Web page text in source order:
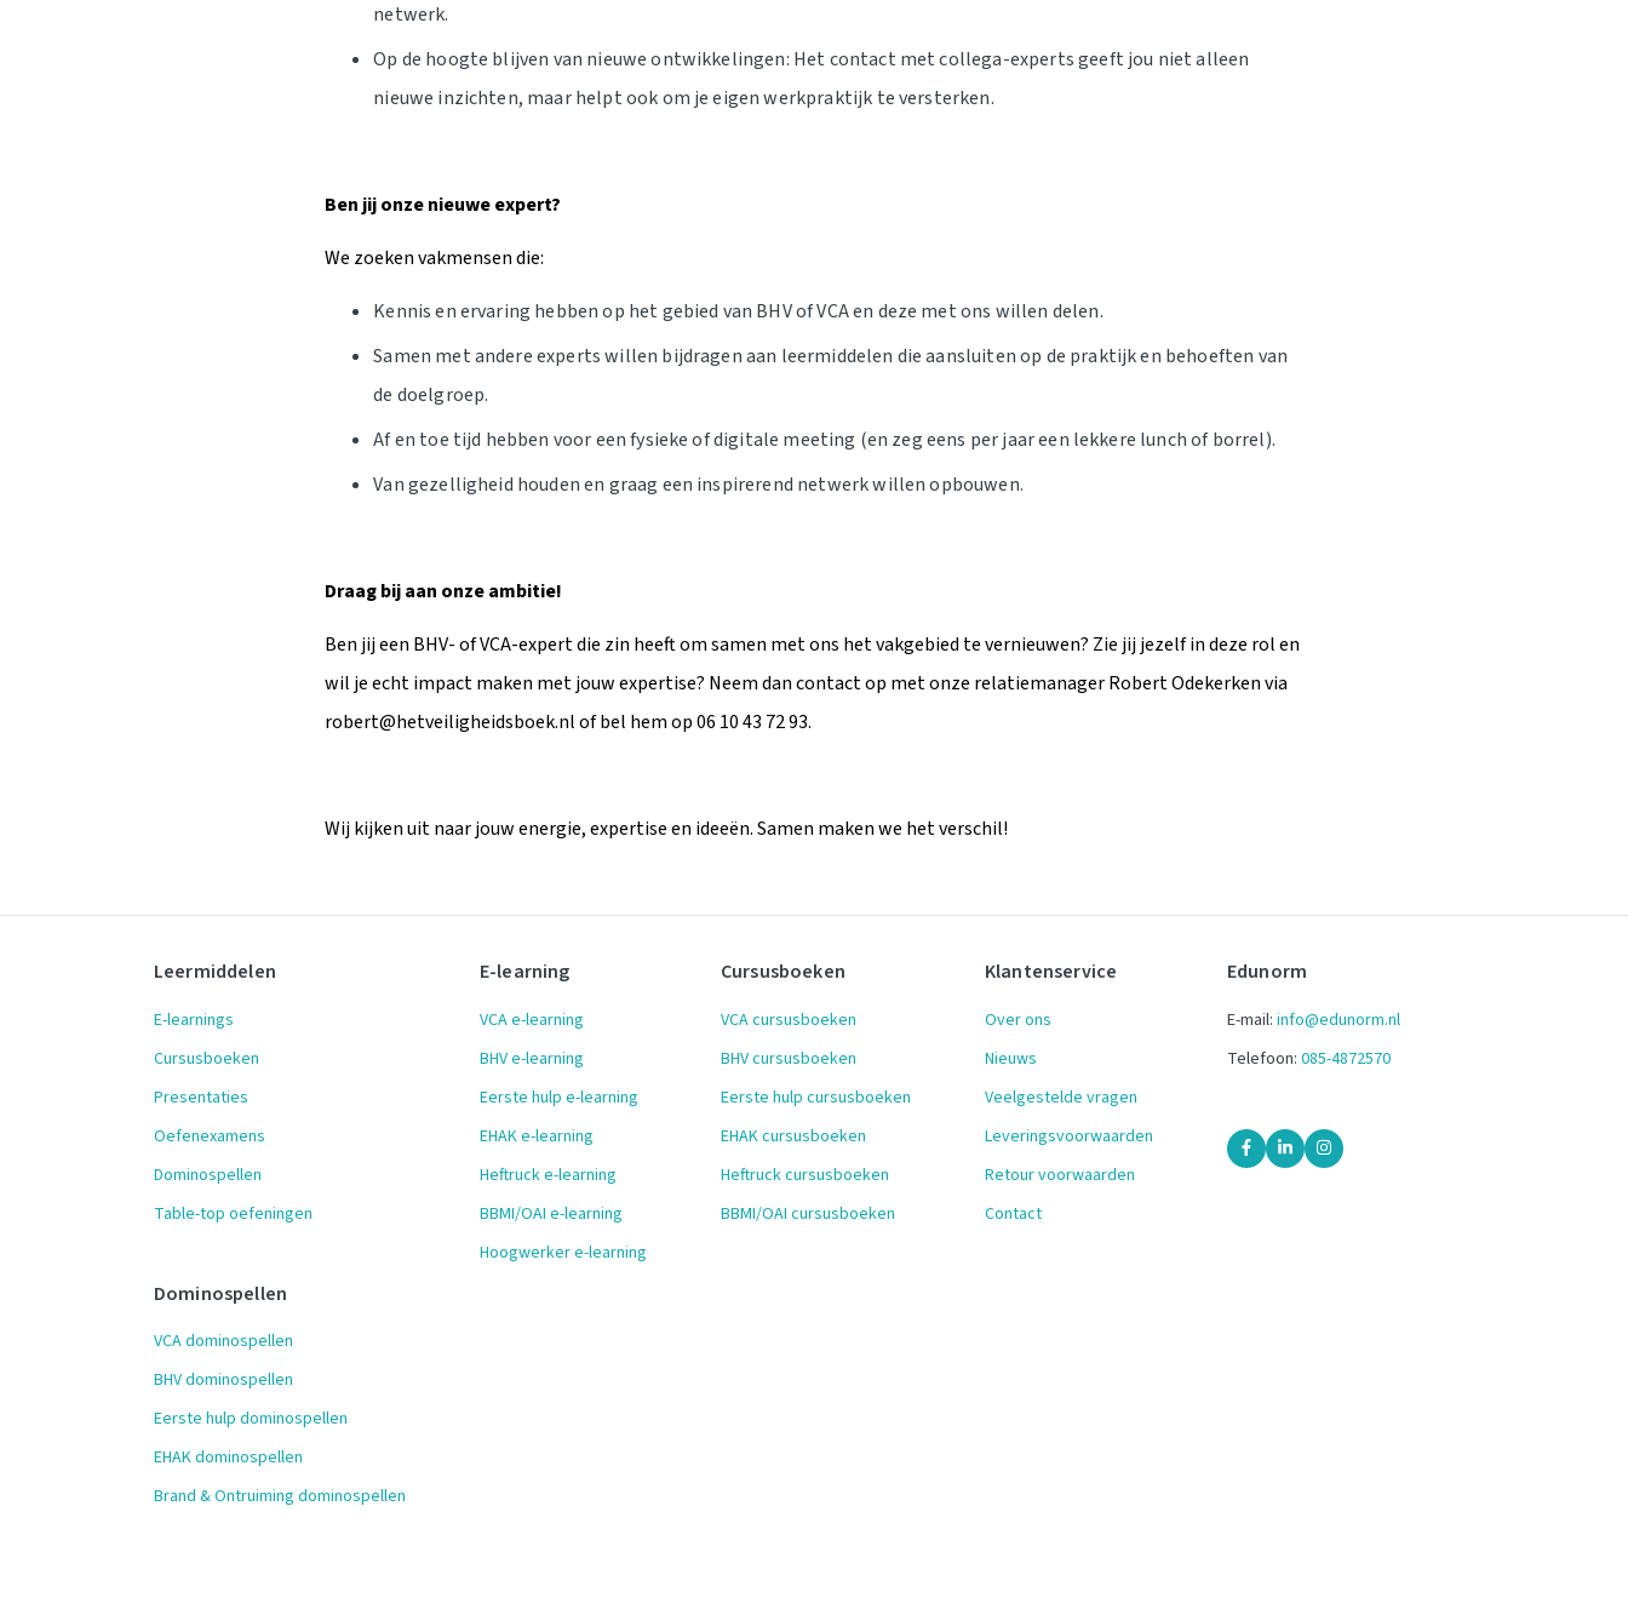
netwerk.
Op de hoogte blijven van nieuwe ontwikkelingen: Het contact met collega-experts geeft jou niet alleen
nieuwe inzichten, maar helpt ook om je eigen werkpraktijk te versterken.
Ben jij onze nieuwe expert?
We zoeken vakmensen die:
Kennis en ervaring hebben op het gebied van BHV of VCA en deze met ons willen delen.
Samen met andere experts willen bijdragen aan leermiddelen die aansluiten op de praktijk en behoeften van
de doelgroep.
Af en toe tijd hebben voor een fysieke of digitale meeting (en zeg eens per jaar een lekkere lunch of borrel).
Van gezelligheid houden en graag een inspirerend netwerk willen opbouwen.
Draag bij aan onze ambitie!
Ben jij een BHV- of VCA-expert die zin heeft om samen met ons het vakgebied te vernieuwen? Zie jij jezelf in deze rol en
wil je echt impact maken met jouw expertise? Neem dan contact op met onze relatiemanager Robert Odekerken via
robert@hetveiligheidsboek.nl of bel hem op 06 10 43 72 93.
Wij kijken uit naar jouw energie, expertise en ideeën. Samen maken we het verschil!
Leermiddelen
E-learnings
Cursusboeken
Presentaties
Oefenexamens
Dominospellen
Table-top oefeningen
Dominospellen
VCA dominospellen
BHV dominospellen
Eerste hulp dominospellen
EHAK dominospellen
Brand & Ontruiming dominospellen
E-learning
VCA e-learning
BHV e-learning
Eerste hulp e-learning
EHAK e-learning
Heftruck e-learning
BBMI/OAI e-learning
Hoogwerker e-learning
Cursusboeken
VCA cursusboeken
BHV cursusboeken
Eerste hulp cursusboeken
EHAK cursusboeken
Heftruck cursusboeken
BBMI/OAI cursusboeken
Klantenservice
Over ons
Nieuws
Veelgestelde vragen
Leveringsvoorwaarden
Retour voorwaarden
Contact
Edunorm
E-mail: info@edunorm.nl
Telefoon: 085-4872570